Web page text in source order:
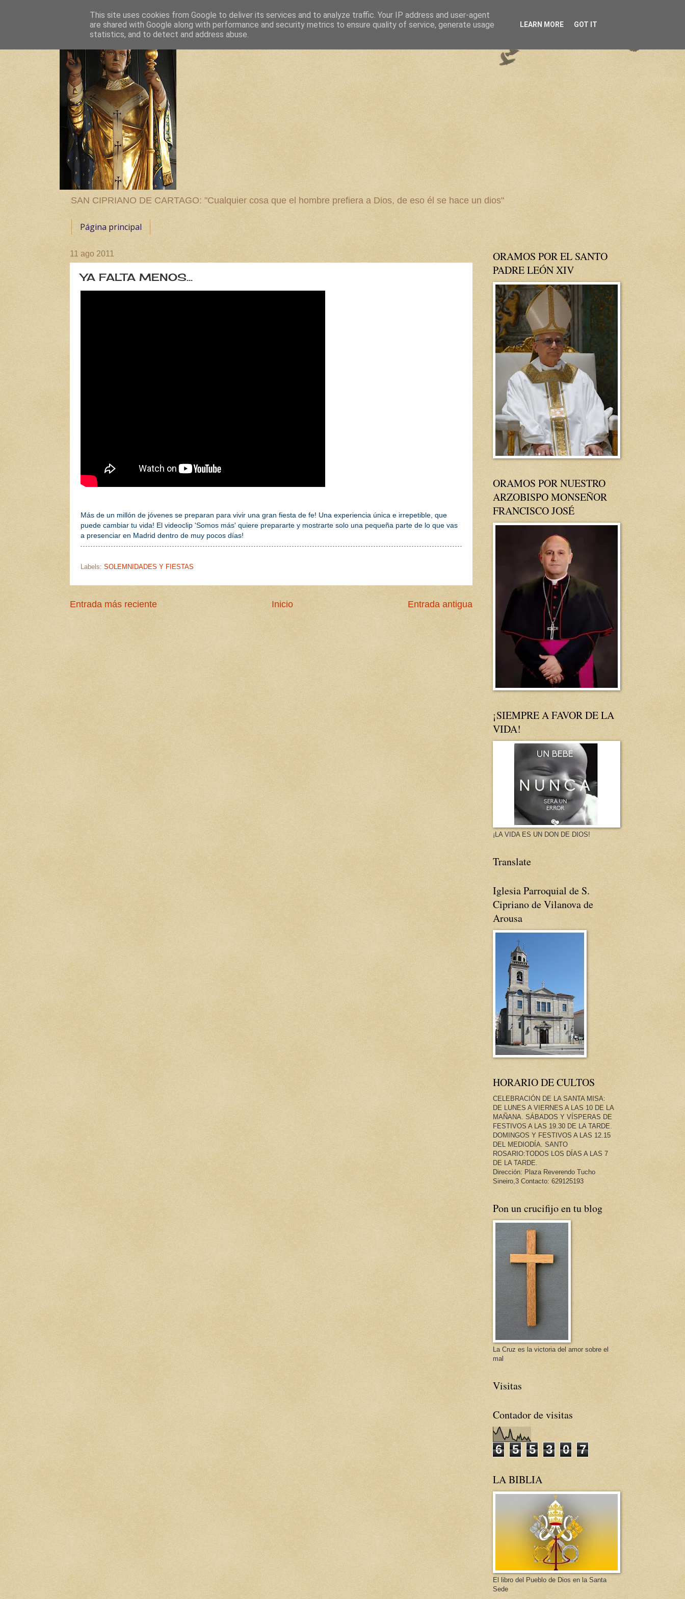
SAN CIPRIANO DE CARTAGO: "Cualquier cosa que el hombre prefiera a Dios, de eso él se hace un dios"
Página principal
11 ago 2011
YA FALTA MENOS...
Más de un millón de jóvenes se preparan para vivir una gran fiesta de fe! Una experiencia única e irrepetible, que
puede cambiar tu vida! El videoclip 'Somos más' quiere prepararte y mostrarte solo una pequeña parte de lo que vas
a presenciar en Madrid dentro de muy pocos días!
Labels: SOLEMNIDADES Y FIESTAS
Entrada más reciente Entrada antigua
Inicio
ORAMOS POR EL SANTO
PADRE LEÓN XIV
ORAMOS POR NUESTRO
ARZOBISPO MONSEÑOR
FRANCISCO JOSÉ
¡SIEMPRE A FAVOR DE LA
VIDA!
¡LA VIDA ES UN DON DE DIOS!
Translate
Iglesia Parroquial de S.
Cipriano de Vilanova de
Arousa
HORARIO DE CULTOS
CELEBRACIÓN DE LA SANTA MISA:
DE LUNES A VIERNES A LAS 10 DE LA
MAÑANA. SÁBADOS Y VÍSPERAS DE
FESTIVOS A LAS 19.30 DE LA TARDE.
DOMINGOS Y FESTIVOS A LAS 12.15
DEL MEDIODÍA. SANTO
ROSARIO:TODOS LOS DÍAS A LAS 7
DE LA TARDE.
Dirección: Plaza Reverendo Tucho
Sineiro,3 Contacto: 629125193
Pon un crucifijo en tu blog
La Cruz es la victoria del amor sobre el
mal
Visitas
Contador de visitas
6 5 5 3 0 7
LA BIBLIA
El libro del Pueblo de Dios en la Santa
Sede
This site uses cookies from Google to deliver its services and to analyze traffic. Your IP address and user-agent
are shared with Google along with performance and security metrics to ensure quality of service, generate usage
statistics, and to detect and address abuse.
LEARN MORE GOT IT